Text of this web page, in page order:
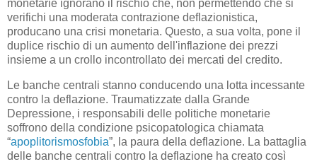
monetarie ignorano il rischio che, non permettendo che si
verifichi una moderata contrazione deflazionistica,
producano una crisi monetaria. Questo, a sua volta, pone il
duplice rischio di un aumento dell'inflazione dei prezzi
insieme a un crollo incontrollato dei mercati del credito.
Le banche centrali stanno conducendo una lotta incessante
contro la deflazione. Traumatizzate dalla Grande
Depressione, i responsabili delle politiche monetarie
soffrono della condizione psicopatologica chiamata
“apoplitorismosfobia”, la paura della deflazione. La battaglia
delle banche centrali contro la deflazione ha creato così